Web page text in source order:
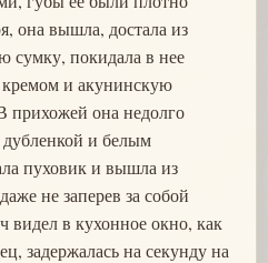
она вышла, достала из
сумку, покидала в нее
и акунинскую
прихожей она недолго
и белым
пуховик и вышла из
не заперев за собой
видел в кухонное окно, как
задержалась на секунду на